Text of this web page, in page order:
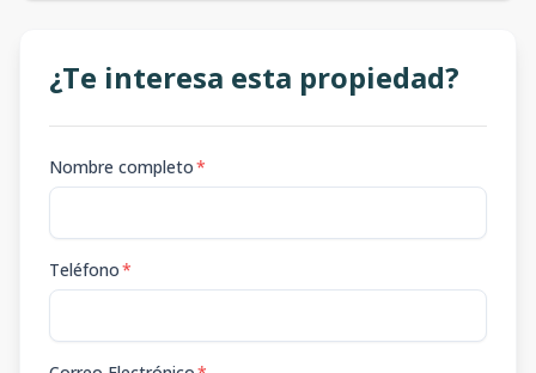
¿Te interesa esta propiedad?
Nombre completo*
Teléfono*